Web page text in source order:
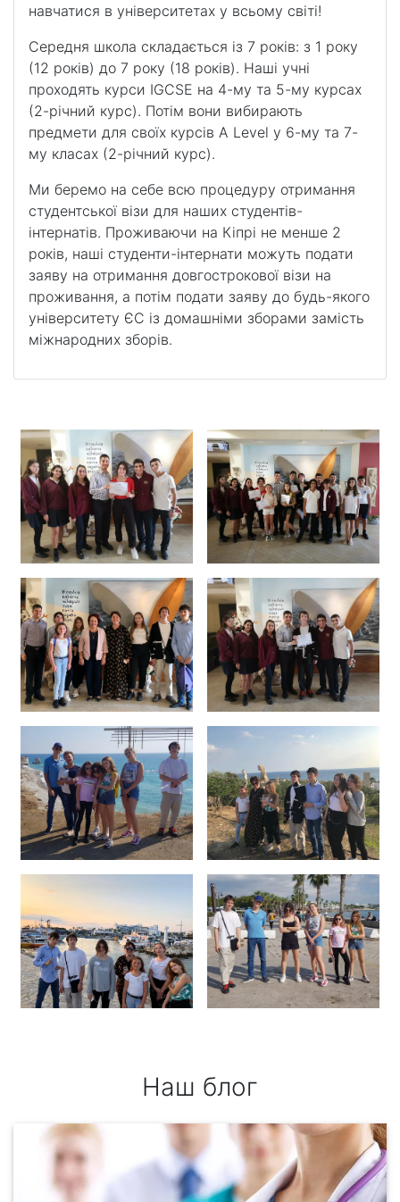
навчатися в університетах у всьому світі!
Середня школа складається із 7 років: з 1 року
(12 років) до 7 року (18 років). Наші учні
проходять курси IGCSE на 4-му та 5-му курсах
(2-річний курс). Потім вони вибирають
предмети для своїх курсів A Level у 6-му та 7-
му класах (2-річний курс).
Ми беремо на себе всю процедуру отримання
студентської візи для наших студентів-
інтернатів. Проживаючи на Кіпрі не менше 2
років, наші студенти-інтернати можуть подати
заяву на отримання довгострокової візи на
проживання, а потім подати заяву до будь-якого
університету ЄС із домашніми зборами замість
міжнародних зборів.
Наш блог